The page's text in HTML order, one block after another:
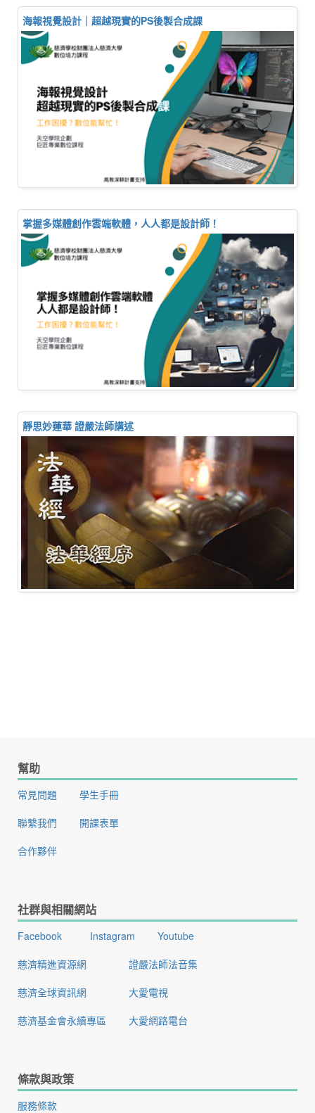
海報視覺設計｜超越現實的PS後製合成課
掌握多媒體創作雲端軟體，人人都是設計師！
靜思妙蓮華 證嚴法師講述
幫助
常見問題
學生手冊
聯繫我們
開課表單
合作夥伴
社群與相關網站
Facebook Instagram
Youtube
慈濟精進資源網
證嚴法師法音集
慈濟全球資訊網
大愛電視
慈濟基金會永續專區
大愛網路電台
條款與政策
服務條款